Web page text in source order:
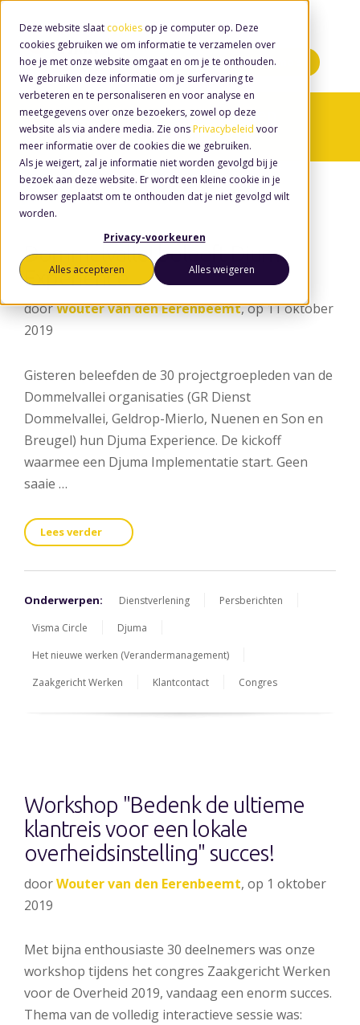
Deze website slaat cookies op je computer op. Deze
cookies gebruiken we om informatie te verzamelen over
hoe je met onze website omgaat en om je te onthouden.
We gebruiken deze informatie om je surfervaring te
verbeteren en te personaliseren en voor analyse en
meetgegevens over onze bezoekers, zowel op deze
website als via andere media. Zie ons Privacybeleid voor
meer informatie over de cookies die we gebruiken.
Als je weigert, zal je informatie niet worden gevolgd bij je
bezoek aan deze website. Er wordt een kleine cookie in je
browser geplaatst om te onthouden dat je niet gevolgd wilt
worden.
Privacy-voorkeuren
Alles accepteren Alles weigeren
Minidemo's
Nieuws/ Het nieuwe werken
(Verandermanagement)
Dommelvallei beleeft Djuma
Experience
doorWouter van den Eerenbeemt, op 11 oktober
2019
Gisteren beleefden de 30 projectgroepleden van de
Dommelvallei organisaties (GR Dienst
Dommelvallei, Geldrop-Mierlo, Nuenen en Son en
Breugel) hun Djuma Experience. De kickoff
waarmee een Djuma Implementatie start. Geen
saaie …
Lees verder
Onderwerpen: Dienstverlening
Persberichten
Visma Circle
Djuma
Het nieuwe werken (Verandermanagement)
Zaakgericht Werken
Klantcontact Congres
Workshop "Bedenk de ultieme
klantreis voor een lokale
overheidsinstelling" succes!
doorWouter van den Eerenbeemt, op 1 oktober
2019
Met bijna enthousiaste 30 deelnemers was onze
workshop tijdens het congres Zaakgericht Werken
voor de Overheid 2019, vandaag een enorm succes.
Thema van de volledig interactieve sessie was: